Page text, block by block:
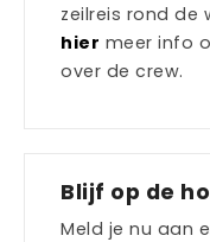
zeilreis rond de
hier meer info
over de crew.
Blijf op de
Meld je nu aan